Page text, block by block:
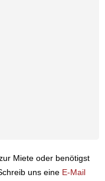
Miete oder benötigst
uns eine E-Mail